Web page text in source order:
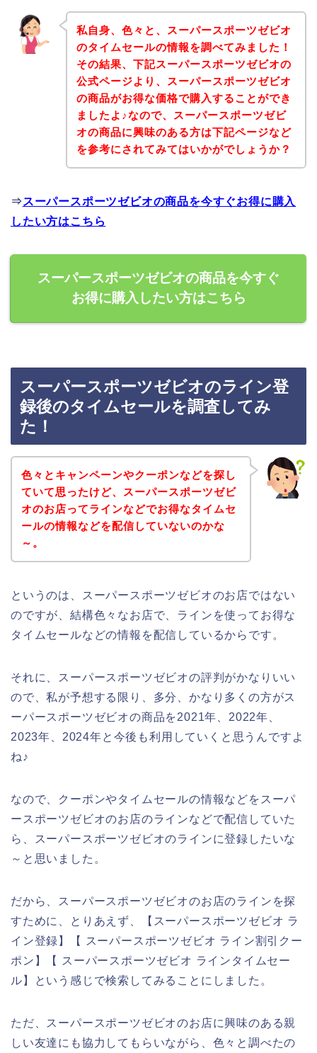
私自身、色々と、スーパースポーツゼビオ
のタイムセールの情報を調べてみました！
その結果、下記スーパースポーツゼビオの
公式ページより、スーパースポーツゼビオ
の商品がお得な価格で購入することができ
ましたよ♪なので、スーパースポーツゼビ
オの商品に興味のある方は下記ページなど
を参考にされてみてはいかがでしょうか？
⇒ スーパースポーツゼビオの商品を今すぐお得に購入
したい方はこちら
スーパースポーツゼビオの商品を今すぐ
お得に購入したい方はこちら
スーパースポーツゼビオのライン登
録後のタイムセールを調査してみ
た！
色々とキャンペーンやクーポンなどを探し
ていて思ったけど、スーパースポーツゼビ
オのお店ってラインなどでお得なタイムセ
ールの情報などを配信していないのかな
～。
というのは、スーパースポーツゼビオのお店ではない
のですが、結構色々なお店で、ラインを使ってお得な
タイムセールなどの情報を配信しているからです。
それに、スーパースポーツゼビオの評判がかなりいい
ので、私が予想する限り、多分、かなり多くの方がス
ーパースポーツゼビオの商品を2021年、2022年、
2023年、2024年と今後も利用していくと思うんですよ
ね♪
なので、クーポンやタイムセールの情報などをスーパ
ースポーツゼビオのお店のラインなどで配信していた
ら、スーパースポーツゼビオのラインに登録したいな
～と思いました。
だから、スーパースポーツゼビオのお店のラインを探
すために、とりあえず、【スーパースポーツゼビオ ラ
イン登録】【 スーパースポーツゼビオ ライン割引クー
ポン】【 スーパースポーツゼビオ ラインタイムセー
ル】という感じで検索してみることにしました。
ただ、スーパースポーツゼビオのお店に興味のある親
しい友達にも協力してもらいながら、色々と調べたの